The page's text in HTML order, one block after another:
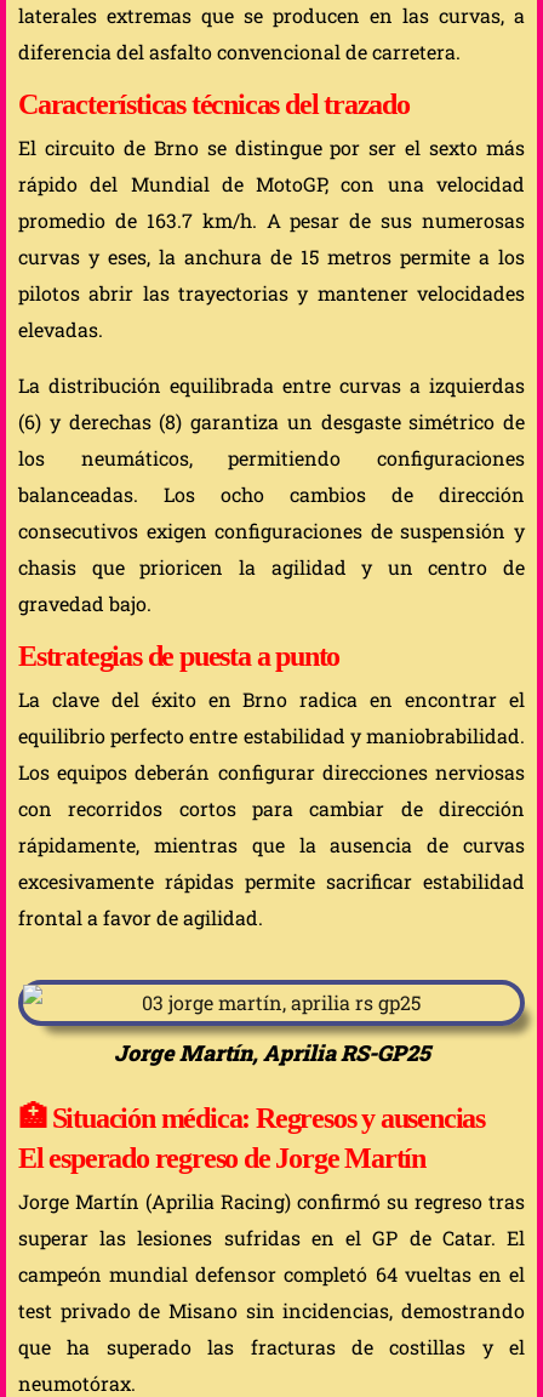
laterales extremas que se producen en las curvas, a
diferencia del asfalto convencional de carretera.
Características técnicas del trazado
El circuito de Brno se distingue por ser el sexto más
rápido del Mundial de MotoGP, con una velocidad
promedio de 163.7 km/h. A pesar de sus numerosas
curvas y eses, la anchura de 15 metros permite a los
pilotos abrir las trayectorias y mantener velocidades
elevadas.
La distribución equilibrada entre curvas a izquierdas
(6) y derechas (8) garantiza un desgaste simétrico de
los neumáticos, permitiendo configuraciones
balanceadas. Los ocho cambios de dirección
consecutivos exigen configuraciones de suspensión y
chasis que prioricen la agilidad y un centro de
gravedad bajo.
Estrategias de puesta a punto
La clave del éxito en Brno radica en encontrar el
equilibrio perfecto entre estabilidad y maniobrabilidad.
Los equipos deberán configurar direcciones nerviosas
con recorridos cortos para cambiar de dirección
rápidamente, mientras que la ausencia de curvas
excesivamente rápidas permite sacrificar estabilidad
frontal a favor de agilidad.
Jorge Martín, Aprilia RS-GP25
🏥Situación médica: Regresos y ausencias
El esperado regreso de Jorge Martín
Jorge Martín (Aprilia Racing) confirmó su regreso tras
superar las lesiones sufridas en el GP de Catar. El
campeón mundial defensor completó 64 vueltas en el
test privado de Misano sin incidencias, demostrando
que ha superado las fracturas de costillas y el
neumotórax.